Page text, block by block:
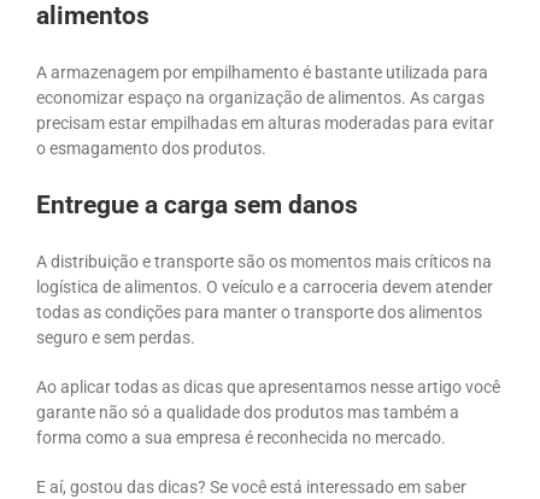
alimentos
A armazenagem por empilhamento é bastante utilizada para
economizar espaço na organização de alimentos. As cargas
precisam estar empilhadas em alturas moderadas para evitar
o esmagamento dos produtos.
Entregue a carga sem danos
A distribuição e transporte são os momentos mais críticos na
logística de alimentos. O veículo e a carroceria devem atender
todas as condições para manter o transporte dos alimentos
seguro e sem perdas.
Ao aplicar todas as dicas que apresentamos nesse artigo você
garante não só a qualidade dos produtos mas também a
forma como a sua empresa é reconhecida no mercado.
E aí, gostou das dicas? Se você está interessado em saber